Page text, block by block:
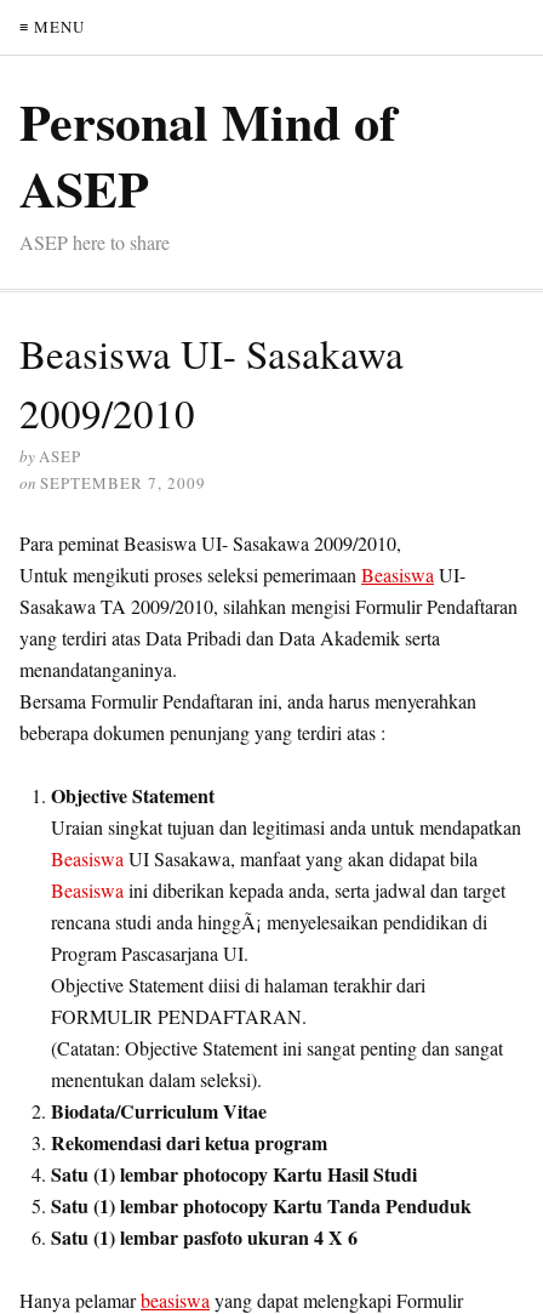
≡ MENU
Personal Mind of
ASEP
ASEP here to share
Beasiswa UI- Sasakawa
2009/2010
byASEP
on SEPTEMBER 7, 2009
Para peminat Beasiswa UI- Sasakawa 2009/2010,
Untuk mengikuti proses seleksi pemerimaan Beasiswa UI-
Sasakawa TA 2009/2010, silahkan mengisi Formulir Pendaftaran
yang terdiri atas Data Pribadi dan Data Akademik serta
menandatanganinya.
Bersama Formulir Pendaftaran ini, anda harus menyerahkan
beberapa dokumen penunjang yang terdiri atas :
Objective Statement
Uraian singkat tujuan dan legitimasi anda untuk mendapatkan
Beasiswa UI Sasakawa, manfaat yang akan didapat bila
Beasiswa ini diberikan kepada anda, serta jadwal dan target
rencana studi anda hinggÃ¡ menyelesaikan pendidikan di
Program Pascasarjana UI.
Objective Statement diisi di halaman terakhir dari
FORMULIR PENDAFTARAN.
(Catatan: Objective Statement ini sangat penting dan sangat
menentukan dalam seleksi).
Biodata/Curriculum Vitae
Rekomendasi dari ketua program
Satu (1) lembar photocopy Kartu Hasil Studi
Satu (1) lembar photocopy Kartu Tanda Penduduk
Satu (1) lembar pasfoto ukuran 4 X 6
Hanya pelamarbeasiswa yang dapat melengkapi Formulir